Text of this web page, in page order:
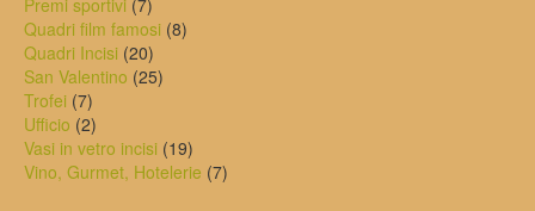
Premi sportivi 7
prodotti
Quadri film famosi 88
Quadri Incisi 2020
prodotti
San Valentino 2525
Trofei 77
prodotti
Ufficio 22
prodotti
Vasi in vetro incisi 1919
prodotti
Vino, Gurmet, Hotelerie 77